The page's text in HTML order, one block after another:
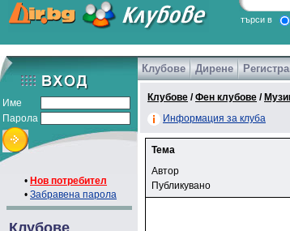
търси в
Име
Парола
• Нов потребител
• Забравена парола
Клубове
Клубове Дирене
Клубове /Фен клубове /
Информация за клуба
Тема
Автор
Публикувано